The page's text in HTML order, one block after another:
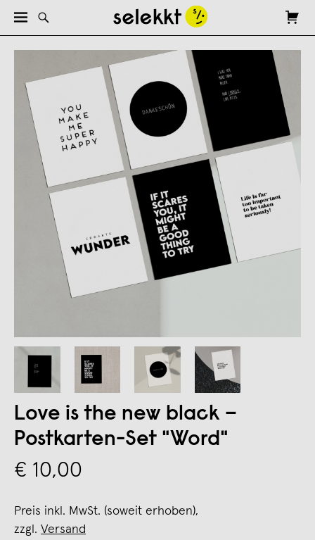
Love is the new black –
Postkarten-Set "Word"
€ 10,00
Preis inkl. MwSt. (soweit erhoben),
zzgl. Versand